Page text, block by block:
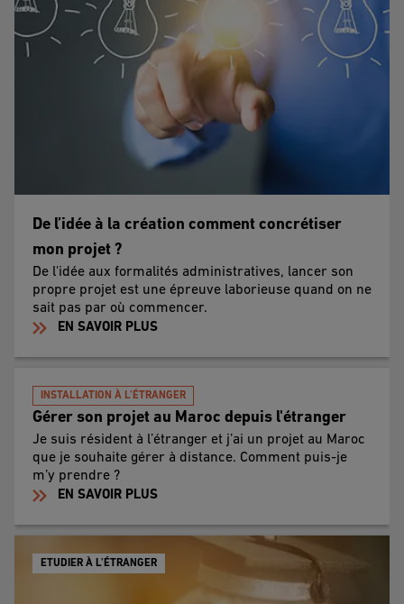
De l’idée à la création comment concrétiser
mon projet ?
De l'idée aux formalités administratives, lancer son
propre projet est une épreuve laborieuse quand on ne
sait pas par où commencer.
EN SAVOIR PLUS
INSTALLATION À L'ÉTRANGER
Gérer son projet au Maroc depuis l'étranger
Je suis résident à l’étranger et j’ai un projet au Maroc
que je souhaite gérer à distance. Comment puis-je
m’y prendre ?
EN SAVOIR PLUS
ETUDIER À L'ÉTRANGER